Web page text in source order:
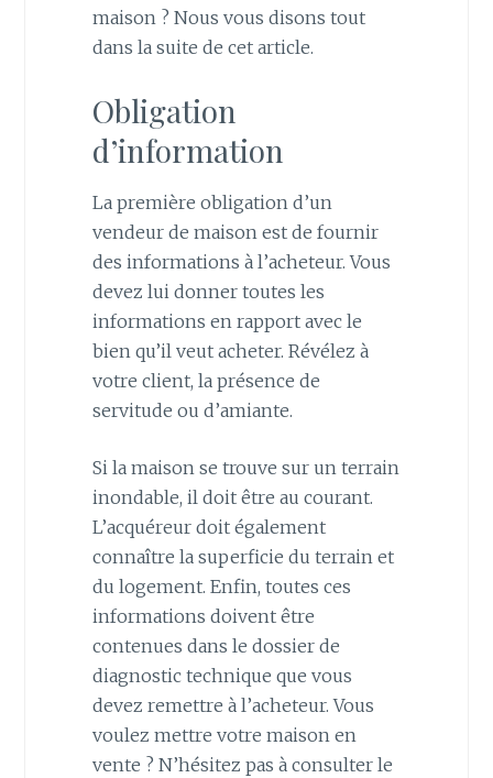
maison ? Nous vous disons tout
dans la suite de cet article.
Obligation
d’information
La première obligation d’un
vendeur de maison est de fournir
des informations à l’acheteur. Vous
devez lui donner toutes les
informations en rapport avec le
bien qu’il veut acheter. Révélez à
votre client, la présence de
servitude ou d’amiante.
Si la maison se trouve sur un terrain
inondable, il doit être au courant.
L’acquéreur doit également
connaître la superficie du terrain et
du logement. Enfin, toutes ces
informations doivent être
contenues dans le dossier de
diagnostic technique que vous
devez remettre à l’acheteur. Vous
voulez mettre votre maison en
vente ? N’hésitez pas à consulter le